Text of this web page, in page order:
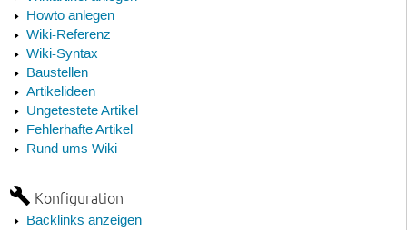
Howto anlegen
Wiki-Referenz
Wiki-Syntax
Baustellen
Artikelideen
Ungetestete Artikel
Fehlerhafte Artikel
Rund ums Wiki
Konfiguration
Backlinks anzeigen